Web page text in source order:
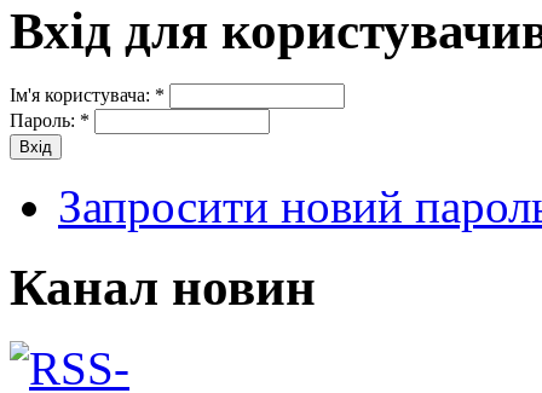
Вхід для
Ім'я користувача: *
Пароль: *
Запросити новий
Канал новин